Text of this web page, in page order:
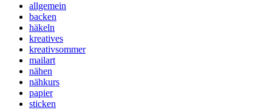
allgemein
backen
häkeln
kreatives
kreativsommer
mailart
nähen
nähkurs
papier
sticken